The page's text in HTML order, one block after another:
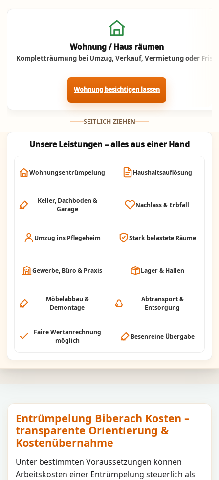
Jetzt anrufen
Wohnung / Haus räumen
Kompletträumung bei Umzug, Verkauf, Vermietung oder Frist.
Wohnung besichtigen lassen
SEITLICH ZIEHEN
Unsere Leistungen – alles aus einer Hand
Wohnungsentrümpelung Haushaltsauflösung
Keller, Dachboden &
Garage
Nachlass & Erbfall
Umzug ins Pflegeheim Stark belastete Räume
Gewerbe, Büro & Praxis Lager & Hallen
Möbelabbau &
Demontage
Abtransport &
Entsorgung
Faire Wertanrechnung
möglich
Besenreine Übergabe
Entrümpelung Biberach Kosten –
transparente Orientierung &
Kostenübernahme
Unter bestimmten Voraussetzungen können
Arbeitskosten einer Entrümpelung steuerlich als